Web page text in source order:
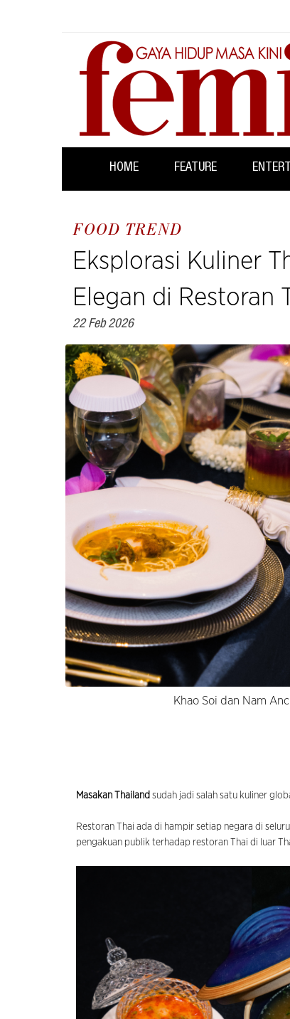
HOME FEATURE
FOOD TREND
Eksplorasi Kuliner
Elegan di Restoran
22 Feb 2026
Khao Soi dan Nam
Masakan Thailand sudah jadi salah satu kuliner
Restoran Thai ada di hampir setiap negara di
pengakuan publik terhadap restoran Thai di luar